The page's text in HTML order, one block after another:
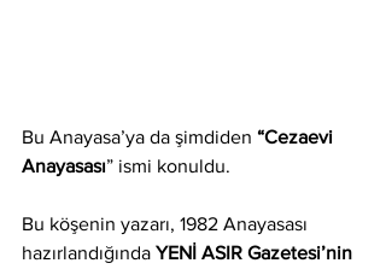
Bu Anayasa’ya da şimdiden “Cezaevi
Anayasası” ismi konuldu.
Bu köşenin yazarı, 1982 Anayasası
hazırlandığında YENİ ASIR Gazetesi’nin